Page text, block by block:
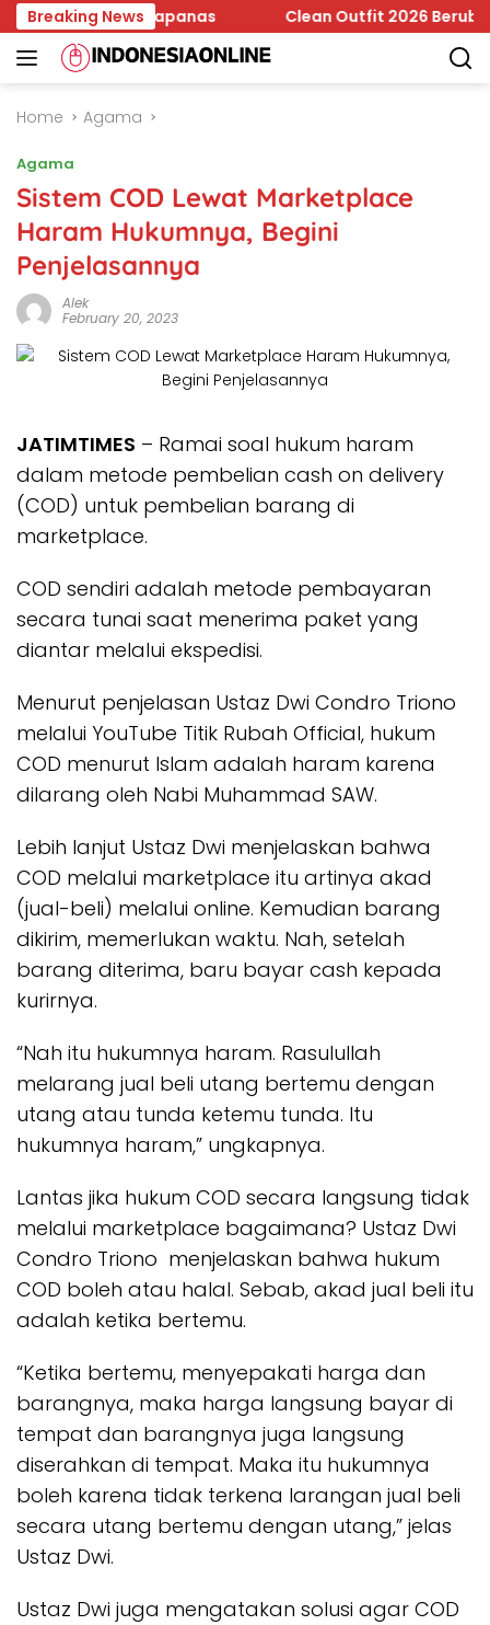
Skip
to
content
Breaking News
Bapanas Clean Outfit 2026 Berubah,
Home Agama
Agama
Sistem COD Lewat Marketplace
Haram Hukumnya, Begini
Penjelasannya
Alek
February 20, 2023
JATIMTIMES – Ramai soal hukum haram
dalam metode pembelian cash on delivery
(COD) untuk pembelian barang di
marketplace.
COD sendiri adalah metode pembayaran
secara tunai saat menerima paket yang
diantar melalui ekspedisi.
Menurut penjelasan Ustaz Dwi Condro Triono
melalui YouTube Titik Rubah Official, hukum
COD menurut Islam adalah haram karena
dilarang oleh Nabi Muhammad SAW.
Lebih lanjut Ustaz Dwi menjelaskan bahwa
COD melalui marketplace itu artinya akad
(jual-beli) melalui online. Kemudian barang
dikirim, memerlukan waktu. Nah, setelah
barang diterima, baru bayar cash kepada
kurirnya.
“Nah itu hukumnya haram. Rasulullah
melarang jual beli utang bertemu dengan
utang atau tunda ketemu tunda. Itu
hukumnya haram,” ungkapnya.
Lantas jika hukum COD secara langsung tidak
melalui marketplace bagaimana? Ustaz Dwi
Condro Triono menjelaskan bahwa hukum
COD boleh atau halal. Sebab, akad jual beli itu
adalah ketika bertemu.
“Ketika bertemu, menyepakati harga dan
barangnya, maka harga langsung bayar di
tempat dan barangnya juga langsung
diserahkan di tempat. Maka itu hukumnya
boleh karena tidak terkena larangan jual beli
secara utang bertemu dengan utang,” jelas
Ustaz Dwi.
Ustaz Dwi juga mengatakan solusi agar COD